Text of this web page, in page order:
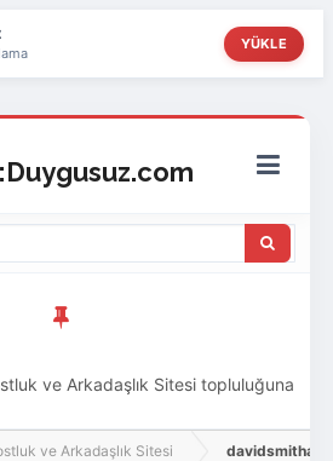
YÜKLE
ve Arkadaşlık Sitesi topluluğuna
Aramıza katılmak istersen kayıt
ve Arkadaşlık Sitesi